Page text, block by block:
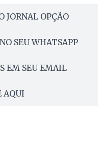
JORNAL OPÇÃO
SEU WHATSAPP
EM SEU EMAIL
AQUI